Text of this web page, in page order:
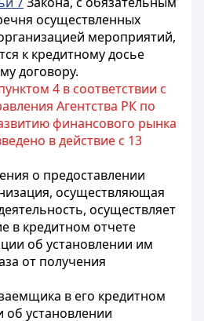
осуществленных
мероприятий,
к кредитному досье
договору.
4 в соответствии с
Агентства РК по
финансового рынка
в действие с 13
о предоставлении
осуществляющая
осуществляет
в кредитном отчете
об установлении им
от получения
в его кредитном
установлении